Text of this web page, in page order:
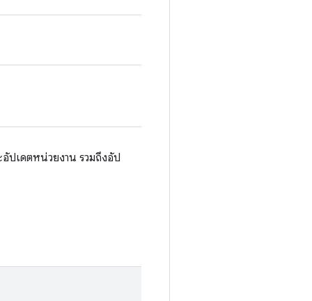
ปเดตหน่วยงาน รวมถึงอัป